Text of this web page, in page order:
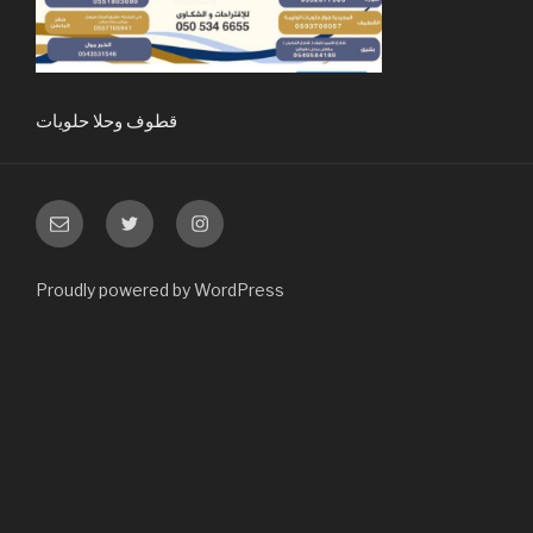
قطوف وحلا حلويات
Email Twitter Instagram
Proudly powered by WordPress